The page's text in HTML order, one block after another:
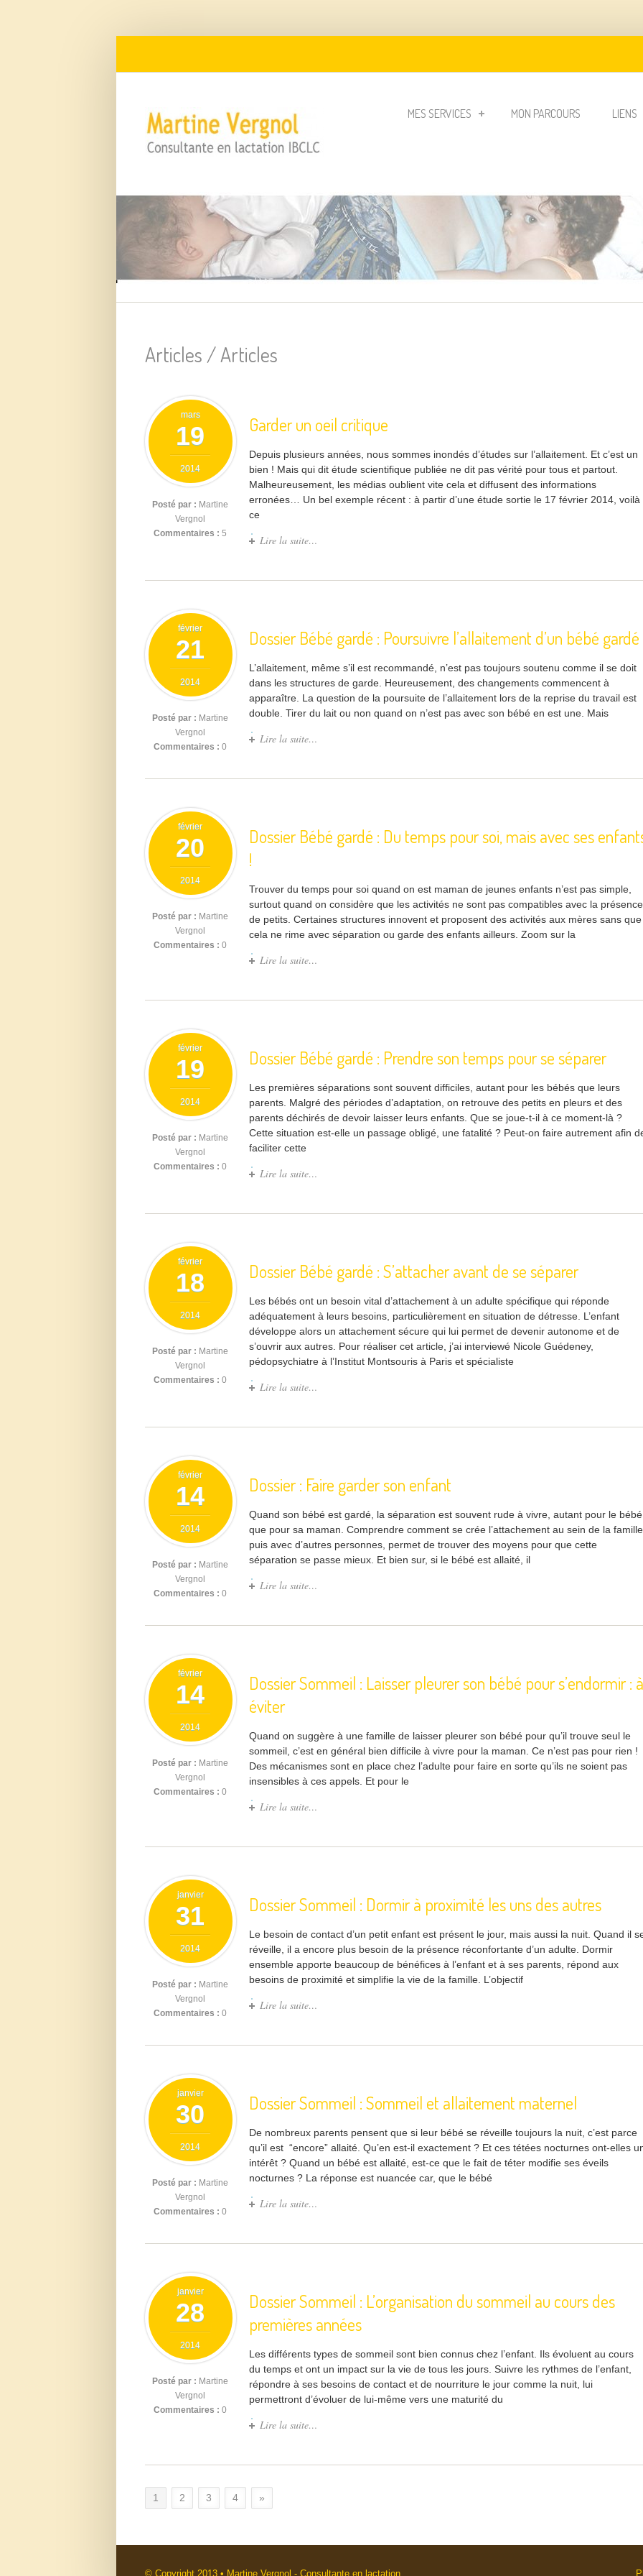
MES SERVICES MON PARCOURS LIENS
Articles /Articles
mars
19
2014
Posté par : Martine
Vergnol
Commentaires : 5
Garder un oeil critique
Depuis plusieurs années, nous sommes inondés d’études sur l’allaitement. Et c’est un
bien ! Mais qui dit étude scientifique publiée ne dit pas vérité pour tous et partout.
Malheureusement, les médias oublient vite cela et diffusent des informations
erronées… Un bel exemple récent : à partir d’une étude sortie le 17 février 2014, voilà
ce
Lire la suite…
février
21
2014
Posté par : Martine
Vergnol
Commentaires : 0
Dossier Bébé gardé : Poursuivre l’allaitement d’un bébé gardé
L’allaitement, même s’il est recommandé, n’est pas toujours soutenu comme il se doit
dans les structures de garde. Heureusement, des changements commencent à
apparaître. La question de la poursuite de l’allaitement lors de la reprise du travail est
double. Tirer du lait ou non quand on n’est pas avec son bébé en est une. Mais
Lire la suite…
février
20
2014
Posté par : Martine
Vergnol
Commentaires : 0
Dossier Bébé gardé : Du temps pour soi, mais avec ses
!
Trouver du temps pour soi quand on est maman de jeunes enfants n’est pas simple,
surtout quand on considère que les activités ne sont pas compatibles avec la présence
de petits. Certaines structures innovent et proposent des activités aux mères sans que
cela ne rime avec séparation ou garde des enfants ailleurs. Zoom sur la
Lire la suite…
février
19
2014
Posté par : Martine
Vergnol
Commentaires : 0
Dossier Bébé gardé : Prendre son temps pour se séparer
Les premières séparations sont souvent difficiles, autant pour les bébés que leurs
parents. Malgré des périodes d’adaptation, on retrouve des petits en pleurs et des
parents déchirés de devoir laisser leurs enfants. Que se joue-t-il à ce moment-là ?
Cette situation est-elle un passage obligé, une fatalité ? Peut-on faire autrement afin
faciliter cette
Lire la suite…
février
18
2014
Posté par : Martine
Vergnol
Commentaires : 0
Dossier Bébé gardé : S’attacher avant de se séparer
Les bébés ont un besoin vital d’attachement à un adulte spécifique qui réponde
adéquatement à leurs besoins, particulièrement en situation de détresse. L’enfant
développe alors un attachement sécure qui lui permet de devenir autonome et de
s’ouvrir aux autres. Pour réaliser cet article, j’ai interviewé Nicole Guédeney,
pédopsychiatre à l’Institut Montsouris à Paris et spécialiste
Lire la suite…
février
14
2014
Posté par : Martine
Vergnol
Commentaires : 0
Dossier : Faire garder son enfant
Quand son bébé est gardé, la séparation est souvent rude à vivre, autant pour le bébé
que pour sa maman. Comprendre comment se crée l’attachement au sein de la
puis avec d’autres personnes, permet de trouver des moyens pour que cette
séparation se passe mieux. Et bien sur, si le bébé est allaité, il
Lire la suite…
février
14
2014
Posté par : Martine
Vergnol
Commentaires : 0
Dossier Sommeil : Laisser pleurer son bébé pour s’endormir : à
éviter
Quand on suggère à une famille de laisser pleurer son bébé pour qu’il trouve seul le
sommeil, c’est en général bien difficile à vivre pour la maman. Ce n’est pas pour rien !
Des mécanismes sont en place chez l’adulte pour faire en sorte qu’ils ne soient pas
insensibles à ces appels. Et pour le
Lire la suite…
janvier
31
2014
Posté par : Martine
Vergnol
Commentaires : 0
Dossier Sommeil : Dormir à proximité les uns des autres
Le besoin de contact d’un petit enfant est présent le jour, mais aussi la nuit. Quand il
réveille, il a encore plus besoin de la présence réconfortante d’un adulte. Dormir
ensemble apporte beaucoup de bénéfices à l’enfant et à ses parents, répond aux
besoins de proximité et simplifie la vie de la famille. L’objectif
Lire la suite…
janvier
30
2014
Posté par : Martine
Vergnol
Commentaires : 0
Dossier Sommeil : Sommeil et allaitement maternel
De nombreux parents pensent que si leur bébé se réveille toujours la nuit, c’est parce
qu’il est “encore” allaité. Qu’en est-il exactement ? Et ces tétées nocturnes ont-elles
intérêt ? Quand un bébé est allaité, est-ce que le fait de téter modifie ses éveils
nocturnes ? La réponse est nuancée car, que le bébé
Lire la suite…
janvier
28
2014
Posté par : Martine
Vergnol
Commentaires : 0
Dossier Sommeil : L’organisation du sommeil au cours des
premières années
Les différents types de sommeil sont bien connus chez l’enfant. Ils évoluent au cours
du temps et ont un impact sur la vie de tous les jours. Suivre les rythmes de l’enfant,
répondre à ses besoins de contact et de nourriture le jour comme la nuit, lui
permettront d’évoluer de lui-même vers une maturité du
Lire la suite…
1 2 3 4 »
© Copyright 2013 • Martine Vergnol - Consultante en lactation